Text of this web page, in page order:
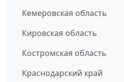
Кемеровская область
Кировская область
Костромская область
Краснодарский край